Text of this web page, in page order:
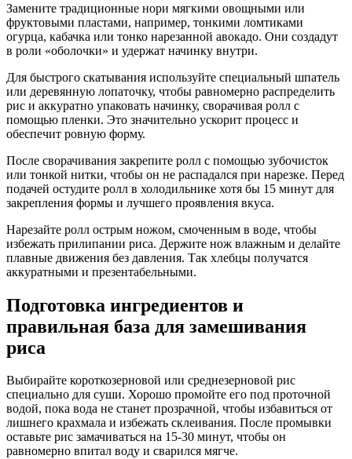
Замените традиционные нори мягкими овощными или
фруктовыми пластами, например, тонкими ломтиками
огурца, кабачка или тонко нарезанной авокадо. Они создадут
в роли «оболочки» и удержат начинку внутри.
Для быстрого скатывания используйте специальный шпатель
или деревянную лопаточку, чтобы равномерно распределить
рис и аккуратно упаковать начинку, сворачивая ролл с
помощью пленки. Это значительно ускорит процесс и
обеспечит ровную форму.
После сворачивания закрепите ролл с помощью зубочисток
или тонкой нитки, чтобы он не распадался при нарезке. Перед
подачей остудите ролл в холодильнике хотя бы 15 минут для
закрепления формы и лучшего проявления вкуса.
Нарезайте ролл острым ножом, смоченным в воде, чтобы
избежать прилипании риса. Держите нож влажным и делайте
плавные движения без давления. Так хлебцы получатся
аккуратными и презентабельными.
Подготовка ингредиентов и
правильная база для замешивания
риса
Выбирайте короткозерновой или среднезерновой рис
специально для суши. Хорошо промойте его под проточной
водой, пока вода не станет прозрачной, чтобы избавиться от
лишнего крахмала и избежать склеивания. После промывки
оставьте рис замачиваться на 15-30 минут, чтобы он
равномерно впитал воду и сварился мягче.